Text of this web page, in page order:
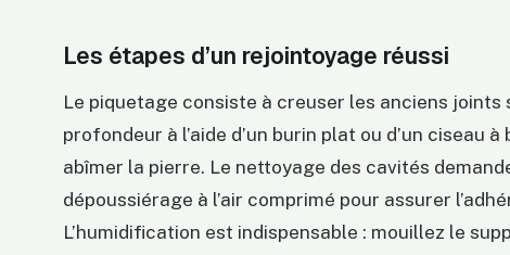
Les étapes d’un rejointoyage réussi
Le piquetage consiste à creuser les anciens joints
profondeur à l’aide d’un burin plat ou d’un ciseau
abîmer la pierre. Le nettoyage des cavités
dépoussiérage à l’air comprimé pour assurer
L’humidification est indispensable : mouillez le